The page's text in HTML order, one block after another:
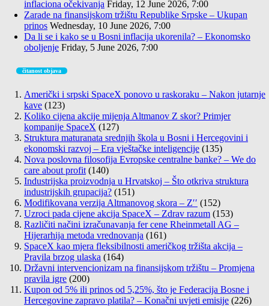
inflaciona očekivanja Friday, 12 June 2026, 7:00
Zarade na finansijskom tržištu Republike Srpske – Ukupan
prinos Wednesday, 10 June 2026, 7:00
Da li se i kako se u Bosni inflacija ukorenila? – Ekonomsko
oboljenje Friday, 5 June 2026, 7:00
čitanost objava
Američki i srpski SpaceX ponovo u raskoraku – Nakon jutarnje
kave (123)
Koliko cijena akcije mijenja Altmanov Z skor? Primjer
kompanije SpaceX (127)
Struktura maturanata srednjih škola u Bosni i Hercegovini i
ekonomski razvoj – Era vještačke inteligencije (135)
Nova poslovna filosofija Evropske centralne banke? – We do
care about profit (140)
Industrijska proizvodnja u Hrvatskoj – Što otkriva struktura
industrijskih grupacija? (151)
Modifikovana verzija Altmanovog skora – Z′′ (152)
Uzroci pada cijene akcija SpaceX – Zdrav razum (153)
Različiti načini izračunavanja fer cene Rheinmetall AG –
Hijerarhija metoda vrednovanja (161)
SpaceX kao mjera fleksibilnosti američkog tržišta akcija –
Pravila brzog ulaska (164)
Državni intervencionizam na finansijskom tržištu – Promjena
pravila igre (200)
Kupon od 5% ili prinos od 5,25%, što je Federacija Bosne i
Hercegovine zapravo platila? – Konačni uvjeti emisije (226)